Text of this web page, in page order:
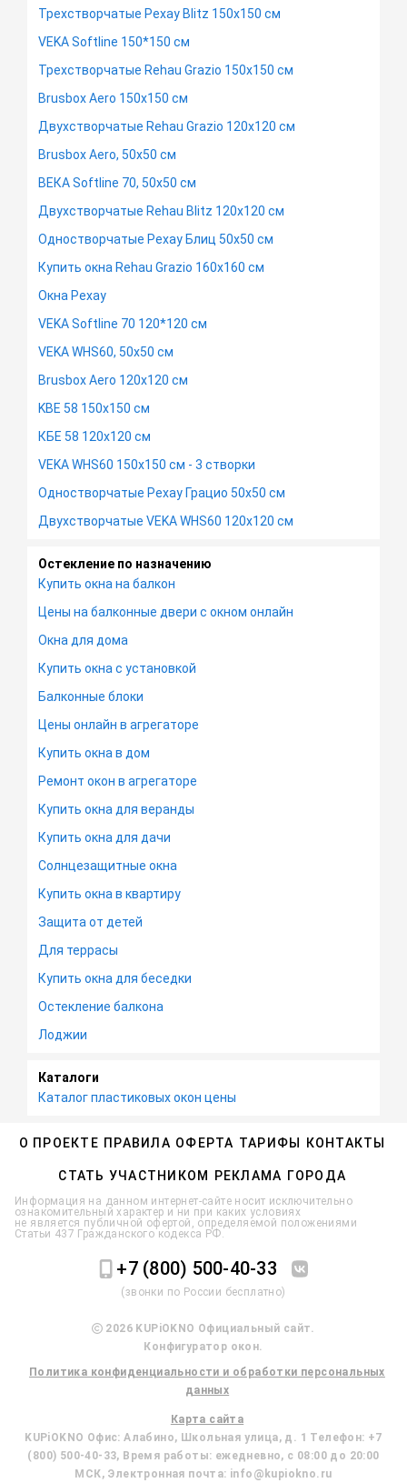
Трехстворчатые Рехау Blitz 150х150 см
VEKA Softline 150*150 см
Трехстворчатые Rehau Grazio 150х150 см
Brusbox Aero 150х150 см
Двухстворчатые Rehau Grazio 120х120 см
Brusbox Aero, 50х50 см
ВЕКА Softline 70, 50х50 см
Двухстворчатые Rehau Blitz 120х120 см
Одностворчатые Рехау Блиц 50х50 см
Купить окна Rehau Grazio 160х160 см
Окна Рехау
VEKA Softline 70 120*120 см
VEKA WHS60, 50х50 см
Brusbox Aero 120х120 см
KBE 58 150х150 см
КБЕ 58 120х120 см
VEKA WHS60 150х150 см - 3 створки
Одностворчатые Рехау Грацио 50х50 см
Двухстворчатые VEKA WHS60 120х120 см
Остекление по назначению
Купить окна на балкон
Цены на балконные двери с окном онлайн
Окна для дома
Купить окна с установкой
Балконные блоки
Цены онлайн в агрегаторе
Купить окна в дом
Ремонт окон в агрегаторе
Купить окна для веранды
Купить окна для дачи
Солнцезащитные окна
Купить окна в квартиру
Защита от детей
Для террасы
Купить окна для беседки
Остекление балкона
Лоджии
Каталоги
Каталог пластиковых окон цены
О ПРОЕКТЕ ПРАВИЛА ОФЕРТА ТАРИФЫ КОНТАКТЫ
СТАТЬ УЧАСТНИКОМ РЕКЛАМА ГОРОДА
Информация на данном интернет-сайте носит исключительно
ознакомительный характер и ни при каких условиях
не является публичной офертой, определяемой положениями
Статьи 437 Гражданского кодекса РФ.
+7 (800) 500-40-33
(звонки по России бесплатно)
2026 KUPiOKNO Официальный сайт.
Конфигуратор окон.
Политика конфиденциальности и обработки персональных
данных
Карта сайта
KUPiOKNO Офис:Алабино, Школьная улица, д. 1 Телефон: +7
(800) 500-40-33, Время работы: ежедневно, с 08:00 до 20:00
МСК, Электронная почта: info@kupiokno.ru